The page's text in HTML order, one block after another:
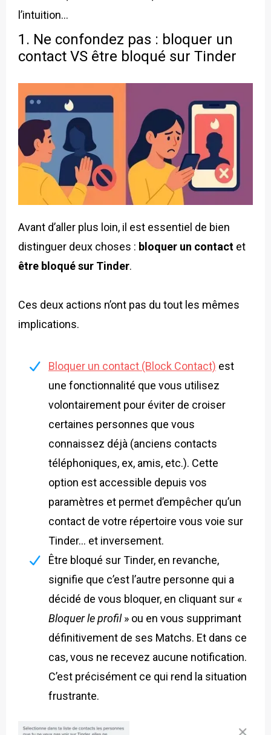
l’intuition…
1. Ne confondez pas : bloquer un
contact VS être bloqué sur Tinder
Avant d’aller plus loin, il est essentiel de bien
distinguer deux choses : bloquer un contact et
être bloqué sur Tinder.
Ces deux actions n’ont pas du tout les mêmes
implications.
Bloquer un contact (Block Contact) est
une fonctionnalité que vous utilisez
volontairement pour éviter de croiser
certaines personnes que vous
connaissez déjà (anciens contacts
téléphoniques, ex, amis, etc.). Cette
option est accessible depuis vos
paramètres et permet d’empêcher qu’un
contact de votre répertoire vous voie sur
Tinder… et inversement.
Être bloqué sur Tinder, en revanche,
signifie que c’est l’autre personne qui a
décidé de vous bloquer, en cliquant sur «
Bloquer le profil» ou en vous supprimant
définitivement de ses Matchs. Et dans ce
cas, vous ne recevez aucune notification.
C’est précisément ce qui rend la situation
frustrante.